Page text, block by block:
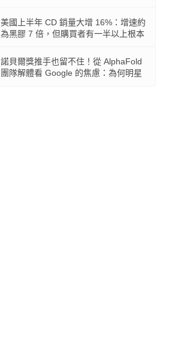
美國上半年 CD 銷量大增 16%：增速約
為黑膠 7 倍，但購買者有一半以上根本
諾貝爾獎推手也留不住！從 AlphaFold
團隊解體看 Google 的焦慮：為何明星